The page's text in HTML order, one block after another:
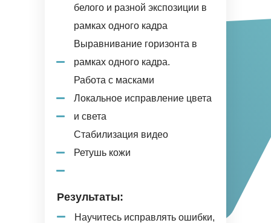
белого и разной экспозиции в
рамках одного кадра
Выравнивание горизонта в
рамках одного кадра.
Работа с масками
Локальное исправление цвета
и света
Стабилизация видео
Ретушь кожи
Результаты:
Научитесь исправлять ошибки,